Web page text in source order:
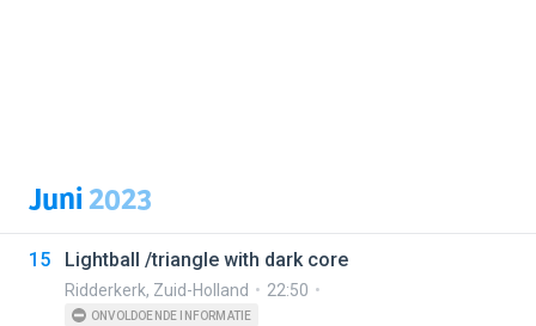
Juni2023
15 Lightball /triangle with dark core
Ridderkerk, Zuid-Holland 22:50
ONVOLDOENDE INFORMATIE